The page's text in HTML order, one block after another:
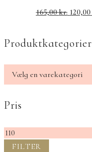
165,00kr. Den
var:
120,00
Produktkategorier
Pris
Mindste
prisFILTER